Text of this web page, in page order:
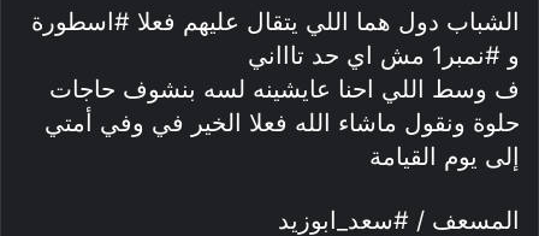
الشباب دول هما اللي يتقال عليهم فعلا #اسطورة
و #نمبر1 مش اي حد تاااني
ف وسط اللي احنا عايشينه لسه بنشوف حاجات
حلوة ونقول ماشاء الله فعلا الخير في وفي أمتي
إلى يوم القيامة
المسعف / #سعد_ابوزيد